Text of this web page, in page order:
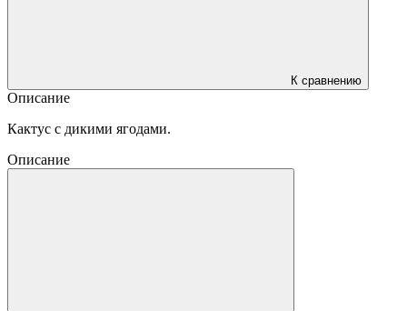
К сравнению
Описание
Кактус с дикими ягодами.
Описание